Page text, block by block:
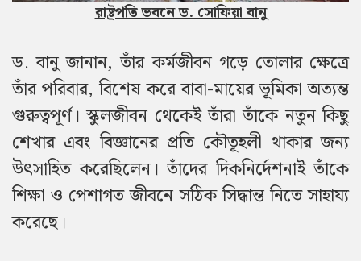
রাষ্ট্রপতি ভবনে ড. সোফিয়া বানু
ড. বানু জানান, তাঁর কর্মজীবন গড়ে তোলার ক্ষেত্রে
তাঁর পরিবার, বিশেষ করে বাবা-মায়ের ভূমিকা অত্যন্ত
গুরুত্বপূর্ণ। স্কুলজীবন থেকেই তাঁরা তাঁকে নতুন কিছু
শেখার এবং বিজ্ঞানের প্রতি কৌতূহলী থাকার জন্য
উৎসাহিত করেছিলেন। তাঁদের দিকনির্দেশনাই তাঁকে
শিক্ষা ও পেশাগত জীবনে সঠিক সিদ্ধান্ত নিতে সাহায্য
করেছে।